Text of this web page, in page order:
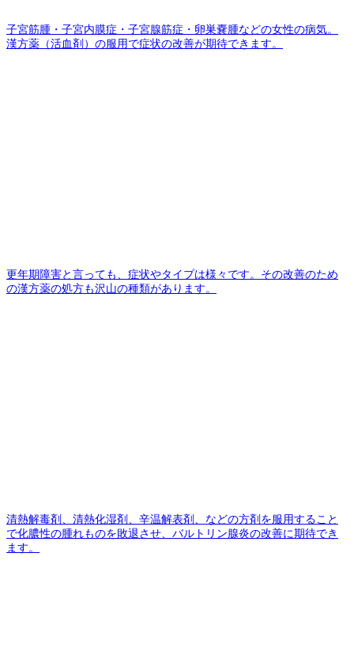
子宮筋腫・子宮内膜症・子宮腺筋症・卵巣嚢腫などの女性の病気。
漢方薬（活血剤）の服用で症状の改善が期待できます。
更年期障害と言っても、症状やタイプは様々です。その改善のため
の漢方薬の処方も沢山の種類があります。
清熱解毒剤、清熱化湿剤、辛温解表剤、などの方剤を服用すること
で化膿性の腫れものを敗退させ、バルトリン腺炎の改善に期待でき
ます。